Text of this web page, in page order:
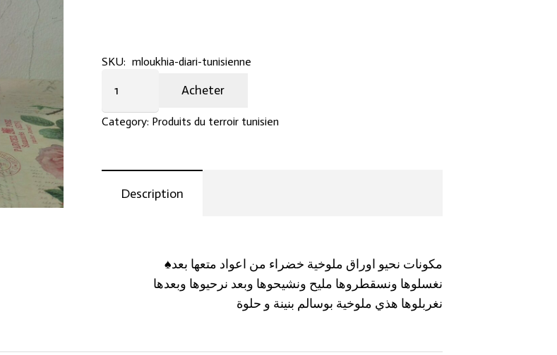
SKU: mloukhia-diari-tunisienne
Mloukhia
Diari
Acheter
Category: Produits du terroir tunisien
Description
♠مكونات نحيو اوراق ملوخية خضراء من اعواد متعها بعد
نغسلوها ونسقطروها مليح ونشيحوها وبعد نرحيوها وبعدها
نغربلوها هذي ملوخية بوسالم بنينة و حلوة